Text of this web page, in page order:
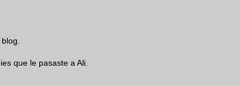
que le pasaste a Ali.